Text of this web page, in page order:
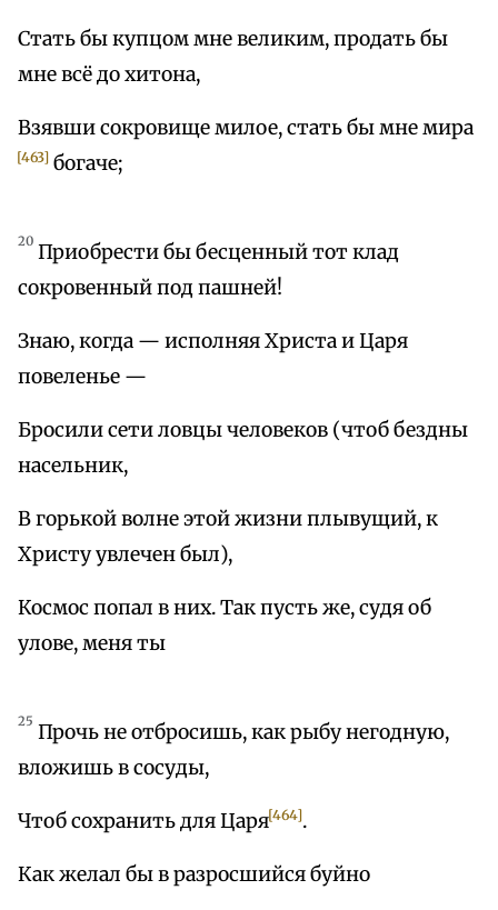
Стать бы купцом мне великим, продать бы
мне всё до хитона,
Взявши сокровище милое, стать бы мне мира
[463] богаче;
20 Приобрести бы бесценный тот клад
сокровенный под пашней!
Знаю, когда — исполняя Христа и Царя
повеленье —
Бросили сети ловцы человеков (чтоб бездны
насельник,
В горькой волне этой жизни плывущий, к
Христу увлечен был),
Космос попал в них. Так пусть же, судя об
улове, меня ты
25 Прочь не отбросишь, как рыбу негодную,
вложишь в сосуды,
Чтоб сохранить для Царя[464].
Как желал бы в разросшийся буйно